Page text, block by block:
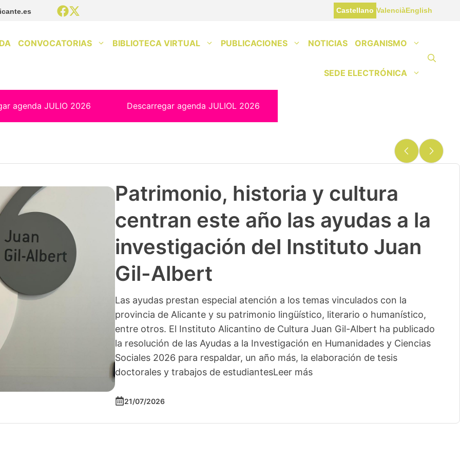
Castellano ValenciàEnglish
CONVOCATORIAS BIBLIOTECA VIRTUAL PUBLICACIONES NOTICIAS ORGANISMO
SEDE ELECTRÓNICA
agenda JULIO 2026 Descarregar agenda JULIOL 2026
Patrimonio, historia y cultura
centran este año las ayudas a la
investigación del Instituto Juan
Gil-Albert
Las ayudas prestan especial atención a los temas vinculados con la
provincia de Alicante y su patrimonio lingüístico, literario o humanístico,
entre otros. El Instituto Alicantino de Cultura Juan Gil-Albert ha publicado
la resolución de las Ayudas a la Investigación en Humanidades y Ciencias
Sociales 2026 para respaldar, un año más, la elaboración de tesis
doctorales y trabajos de estudiantesLeer más
21/07/2026